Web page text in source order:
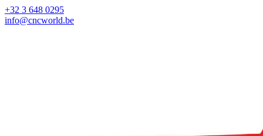
+32 3 648 0295
info@cncworld.be